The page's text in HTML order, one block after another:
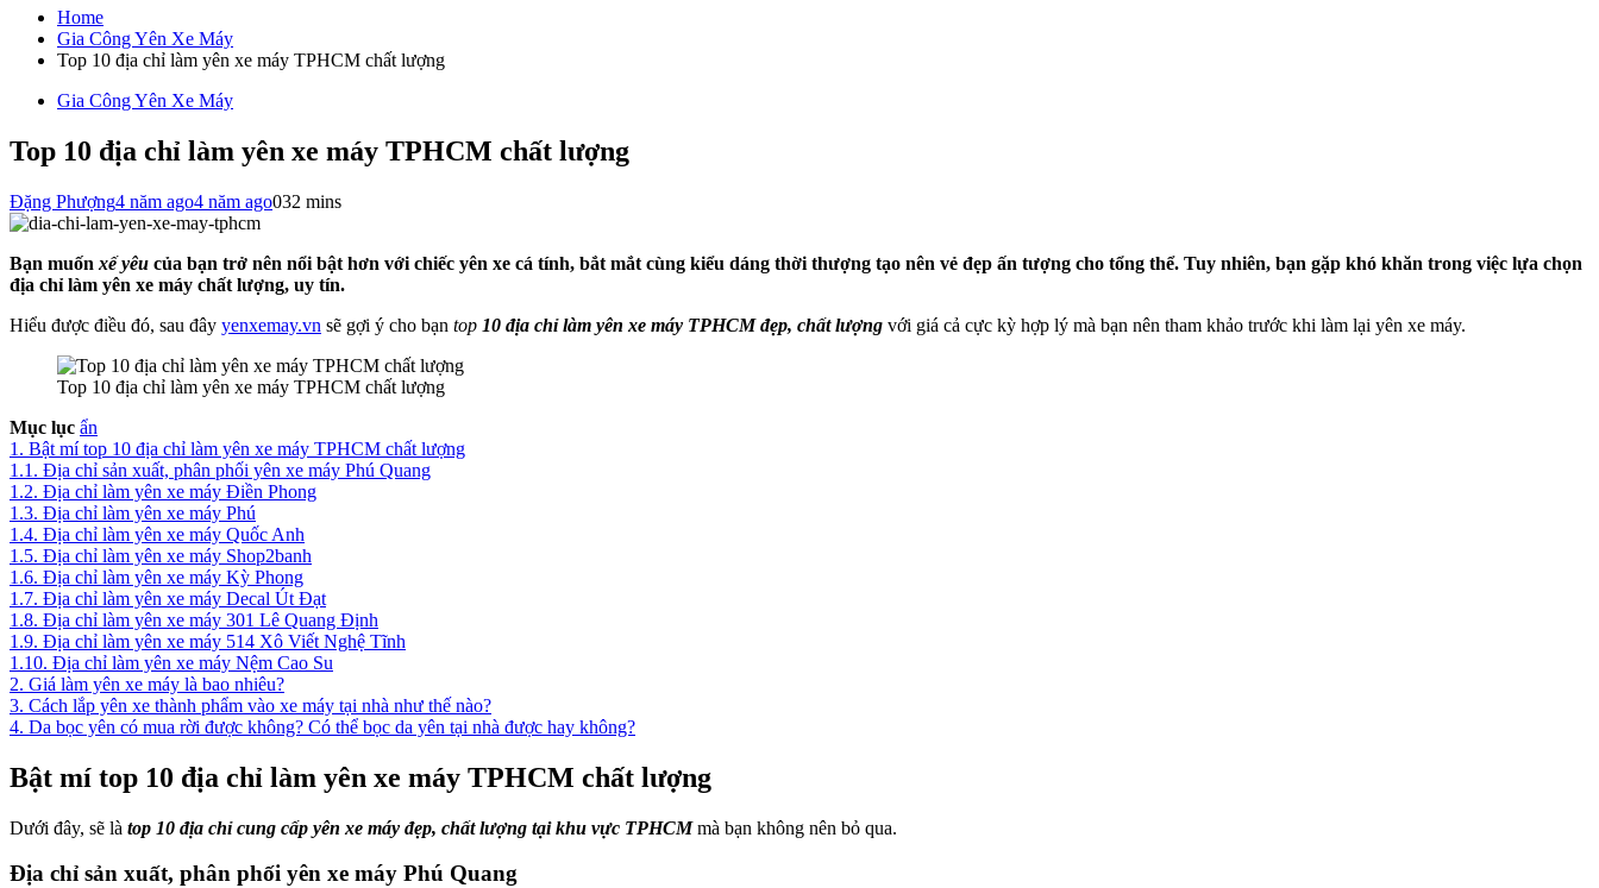
cho:
Home
Gia Công Yên Xe Máy
Top 10 địa chỉ làm yên xe máy TPHCM chất lượng
Gia Công Yên Xe Máy
Top 10 địa chỉ làm yên xe máy TPHCM chất lượng
Đặng Phượng4 năm ago4 năm ago032 mins
Bạn muốn xế yêu của bạn trở nên nổi bật hơn với chiếc yên xe cá tính, bắt mắt cùng kiểu dáng thời thượng tạo nên vẻ đẹp ấn tượng cho tổng thể. Tuy nhiên, bạn gặp khó khăn trong việc lựa chọn
địa chỉ làm yên xe máy chất lượng, uy tín.
Hiểu được điều đó, sau đây yenxemay.vn sẽ gợi ý cho bạn top 10 địa chỉ làm yên xe máy TPHCM đẹp, chất lượng với giá cả cực kỳ hợp lý mà bạn nên tham khảo trước khi làm lại yên xe máy.
Top 10 địa chỉ làm yên xe máy TPHCM chất lượng
Mục lục ẩn
1. Bật mí top 10 địa chỉ làm yên xe máy TPHCM chất lượng
1.1. Địa chỉ sản xuất, phân phối yên xe máy Phú Quang
1.2. Địa chỉ làm yên xe máy Điền Phong
1.3. Địa chỉ làm yên xe máy Phú
1.4. Địa chỉ làm yên xe máy Quốc Anh
1.5. Địa chỉ làm yên xe máy Shop2banh
1.6. Địa chỉ làm yên xe máy Kỳ Phong
1.7. Địa chỉ làm yên xe máy Decal Út Đạt
1.8. Địa chỉ làm yên xe máy 301 Lê Quang Định
1.9. Địa chỉ làm yên xe máy 514 Xô Viết Nghệ Tĩnh
1.10. Địa chỉ làm yên xe máy Nệm Cao Su
2. Giá làm yên xe máy là bao nhiêu?
3. Cách lắp yên xe thành phẩm vào xe máy tại nhà như thế nào?
4. Da bọc yên có mua rời được không? Có thể bọc da yên tại nhà được hay không?
Bật mí top 10 địa chỉ làm yên xe máy TPHCM chất lượng
Dưới đây, sẽ là top 10 địa chỉ cung cấp yên xe máy đẹp, chất lượng tại khu vực TPHCMmà bạn không nên bỏ qua.
Địa chỉ sản xuất, phân phối yên xe máy Phú Quang